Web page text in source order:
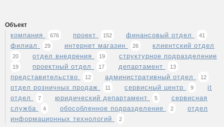
Объект
компания 676 проект 152 финансовый отдел 41
филиал 29 интернет магазин 26 клиентский отдел
20 отдел внедрения 19 структурное подразделение
19 проектный отдел 17 департамент 13
представительство 12 административный отдел 12
отдел розничных продаж 11 сервисный центр 9
it
отдел
7 юридический департамент 5
сервисная
служба
4 обособленное подразделение 2
отдел
информационных технологий
2